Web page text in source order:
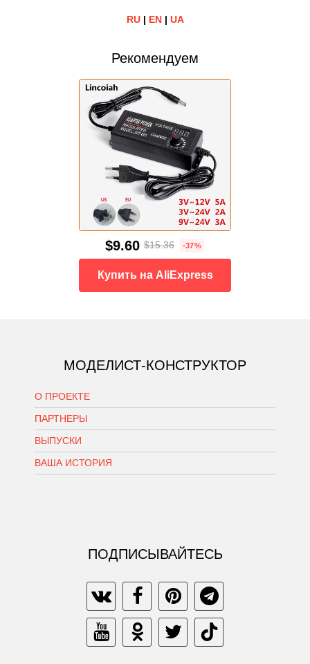
RU| EN| UA
Рекомендуем
$9.60 $15.36 -37%
Купить на AliExpress
МОДЕЛИСТ-КОНСТРУКТОР
О ПРОЕКТЕ
ПАРТНЕРЫ
ВЫПУСКИ
ВАША ИСТОРИЯ
ПОДПИСЫВАЙТЕСЬ